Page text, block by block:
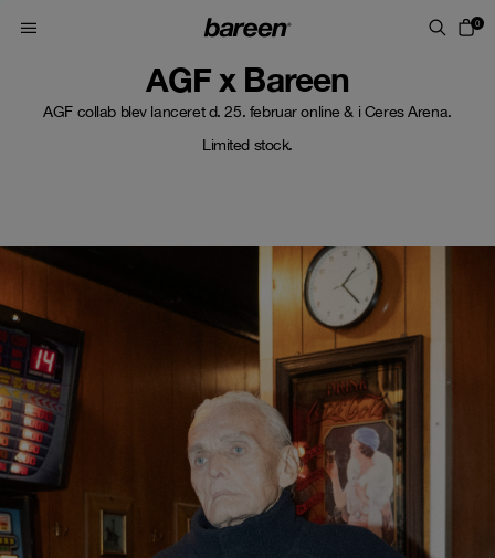
0
AGF x Bareen
AGF collab blev lanceret d. 25. februar online & i Ceres Arena.
Limited stock.